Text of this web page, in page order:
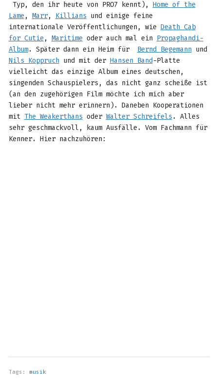
Typ, den ihr heute von PRO7 kennt), Home of the
Lame , Marr, Killians und einige feine
internationale Veröffentlichungen, wie Death Cab
for Cutie , Maritime oder auch mal ein Propaghandi-
Album. Später dann ein Heim für Bernd Begemann und
Nils Koppruch und mit der Hansen Band -Platte
vielleicht das einzige Album eines deutschen,
singenden Schauspielers, das nicht ganz scheiße ist
(an den zugehörigen Film möchte ich mich aber
lieber nicht mehr erinnern). Daneben Kooperationen
mit The Weakerthans oder Walter Schreifels . Alles
sehr geschmackvoll, kaum Ausfälle. Vom Fachmann für
Kenner. Hier nachzuhören:
Tags: musik